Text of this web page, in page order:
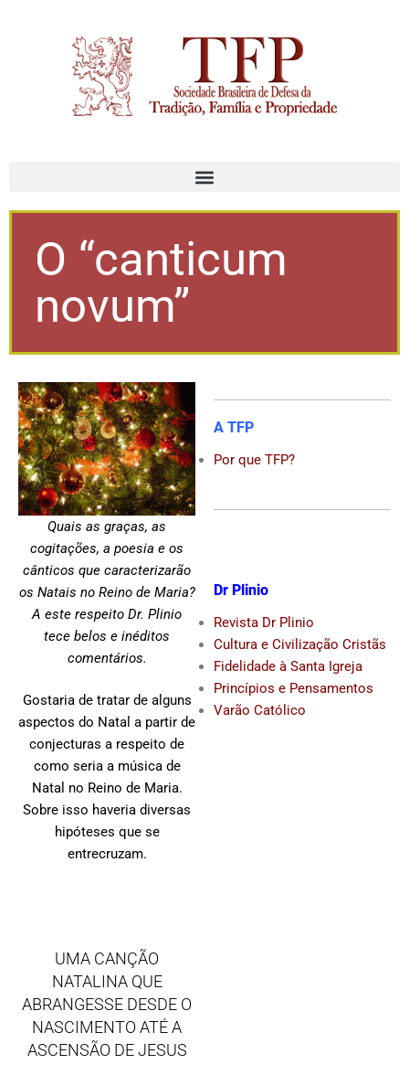
O “canticum
novum”
Quais as graças, as
cogitações, a poesia e os
cânticos que caracterizarão
os Natais no Reino de Maria?
A este respeito Dr. Plinio
tece belos e inéditos
comentários.
Gostaria de tratar de alguns
aspectos do Natal a partir de
conjecturas a respeito de
como seria a música de
Natal no Reino de Maria.
Sobre isso haveria diversas
hipóteses que se
entrecruzam.
UMA CANÇÃO
NATALINA QUE
ABRANGESSE DESDE O
NASCIMENTO ATÉ A
ASCENSÃO DE JESUS
A TFP
Por que TFP?
Dr Plinio
Revista Dr Plinio
Cultura e Civilização Cristãs
Fidelidade à Santa Igreja
Princípios e Pensamentos
Varão Católico